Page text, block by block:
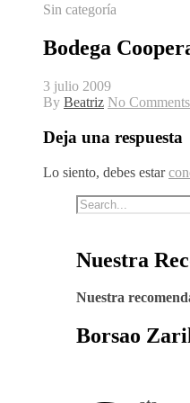
Sin categoría
Bodega
3 julio 2009
By Beatriz No Comments
Deja una respuesta
Lo siento, debes estar
Nuestra
Nuestra
Borsao